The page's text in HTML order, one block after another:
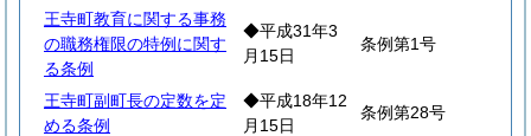
王寺町教育に関する事務
の職務権限の特例に関す
る条例
◆平成31年3
月15日
条例第1号
王寺町副町長の定数を定
める条例
◆平成18年12
月15日
条例第28号